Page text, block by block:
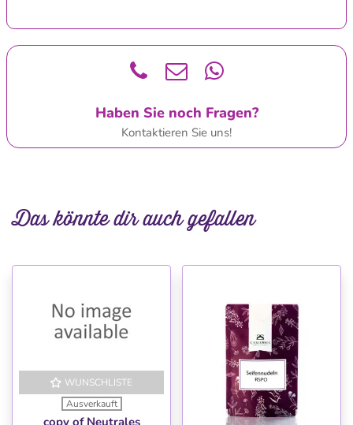
Haben Sie noch Fragen?
Kontaktieren Sie uns!
Das könnte dir auch gefallen
WUNSCHLISTE
Ausverkauft
copy of Neutrales